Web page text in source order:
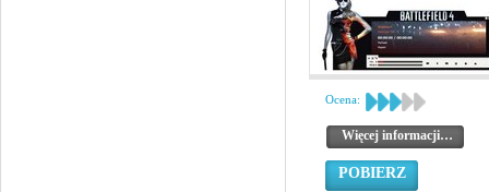
Ocena:
Więcej informacji…
POBIERZ